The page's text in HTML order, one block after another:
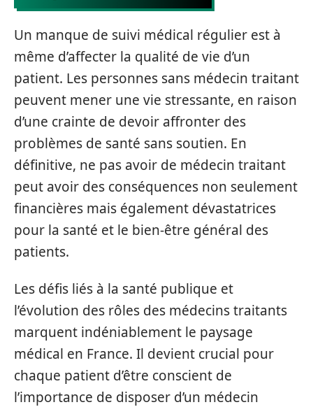
Un manque de suivi médical régulier est à
même d’affecter la qualité de vie d’un
patient. Les personnes sans médecin traitant
peuvent mener une vie stressante, en raison
d’une crainte de devoir affronter des
problèmes de santé sans soutien. En
définitive, ne pas avoir de médecin traitant
peut avoir des conséquences non seulement
financières mais également dévastatrices
pour la santé et le bien-être général des
patients.
Les défis liés à la santé publique et
l’évolution des rôles des médecins traitants
marquent indéniablement le paysage
médical en France. Il devient crucial pour
chaque patient d’être conscient de
l’importance de disposer d’un médecin